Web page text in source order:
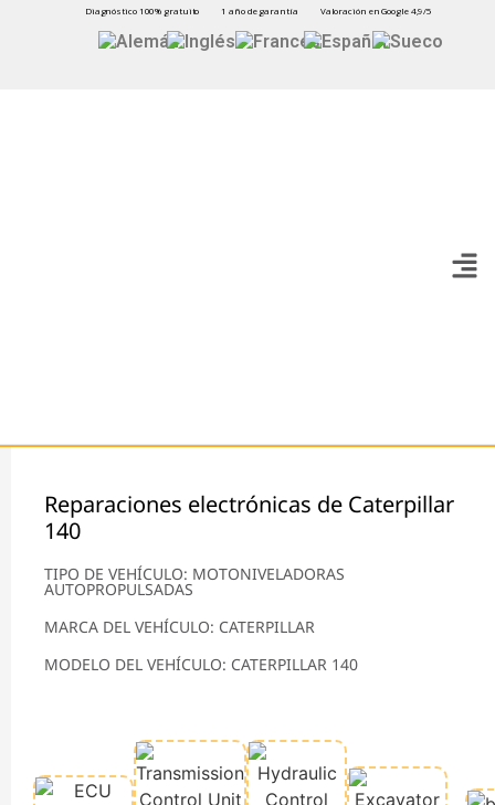
Diagnóstico 100% gratuito 1 año de garantía Valoración en Google 4,9/5
Reparaciones electrónicas de Caterpillar
140
TIPO DE VEHÍCULO: MOTONIVELADORAS
AUTOPROPULSADAS
MARCA DEL VEHÍCULO: CATERPILLAR
MODELO DEL VEHÍCULO: CATERPILLAR 140